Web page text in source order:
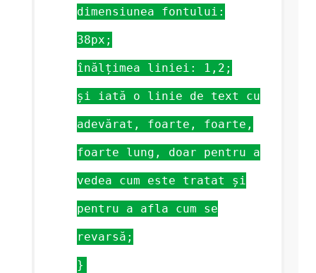
dimensiunea fontului:
38px;
înălțimea liniei: 1,2;
și iată o linie de text cu
adevărat, foarte, foarte,
foarte lung, doar pentru a
vedea cum este tratat și
pentru a afla cum se
revarsă;
}